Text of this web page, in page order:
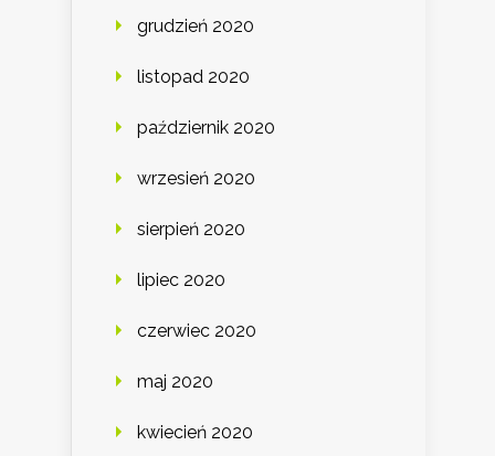
grudzień 2020
listopad 2020
październik 2020
wrzesień 2020
sierpień 2020
lipiec 2020
czerwiec 2020
maj 2020
kwiecień 2020